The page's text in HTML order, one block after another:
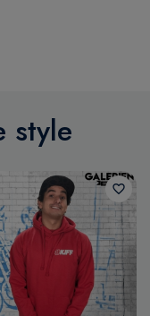
style
favorite_border